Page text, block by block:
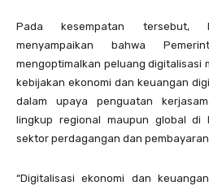
Pada kesempatan tersebut,
menyampaikan bahwa
mengoptimalkan peluang digitalisasi
kebijakan ekonomi dan keuangan
dalam upaya penguatan
lingkup regional maupun global di
sektor perdagangan dan pembayaran
“Digitalisasi ekonomi dan